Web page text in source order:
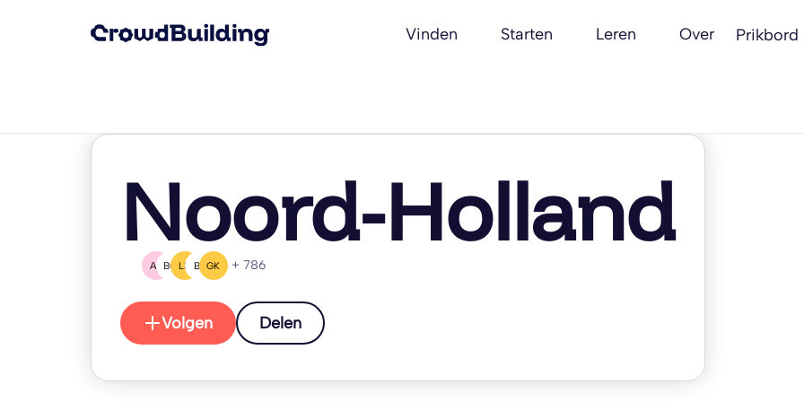
Vinden Starten Leren Over Prikbord
Noord-Holland
AR BG LB B( GK + 786
Volgen Delen